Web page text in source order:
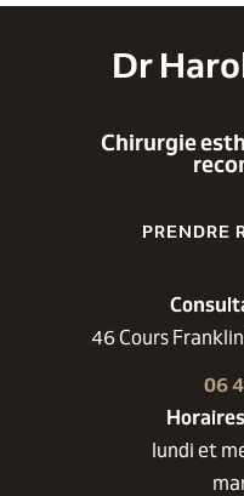
Dr
Chirurgie
PRENDRE
46 Cours
06
lundi et